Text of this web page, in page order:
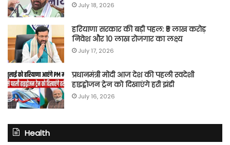
July 18, 2026
हरियाणा सरकार की बड़ी पहल: ₹5 लाख करोड़
निवेश और 10 लाख रोजगार का लक्ष्य
July 17, 2026
प्रधानमंत्री मोदी आज देश की पहली स्वदेशी
हाइड्रोजन ट्रेन को दिखाएंगे हरी झंडी
July 16, 2026
Health